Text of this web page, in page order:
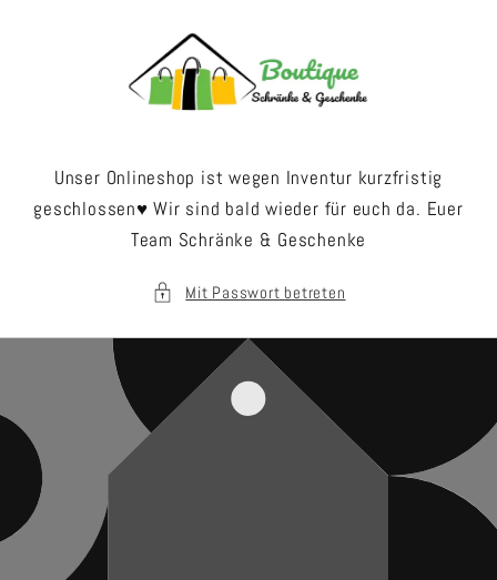
Unser Onlineshop ist wegen Inventur kurzfristig
geschlossen♥️ Wir sind bald wieder für euch da. Euer
Team Schränke & Geschenke
Mit Passwort betreten